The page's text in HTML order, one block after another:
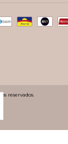
reservados.